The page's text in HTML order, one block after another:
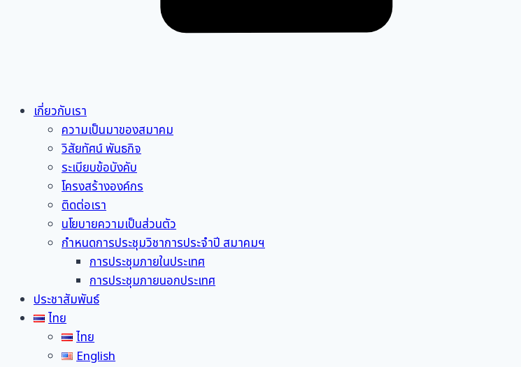
เกี่ยวกับเรา
ความเป็นมาของสมาคม
วิสัยทัศน์ พันธกิจ
ระเบียบข้อบังคับ
โครงสร้างองค์กร
ติดต่อเรา
นโยบายความเป็นส่วนตัว
กำหนดการประชุมวิชาการประจำปี สมาคมฯ
การประชุมภายในประเทศ
การประชุมภายนอกประเทศ
ประชาสัมพันธ์
ไทย
ไทย
English